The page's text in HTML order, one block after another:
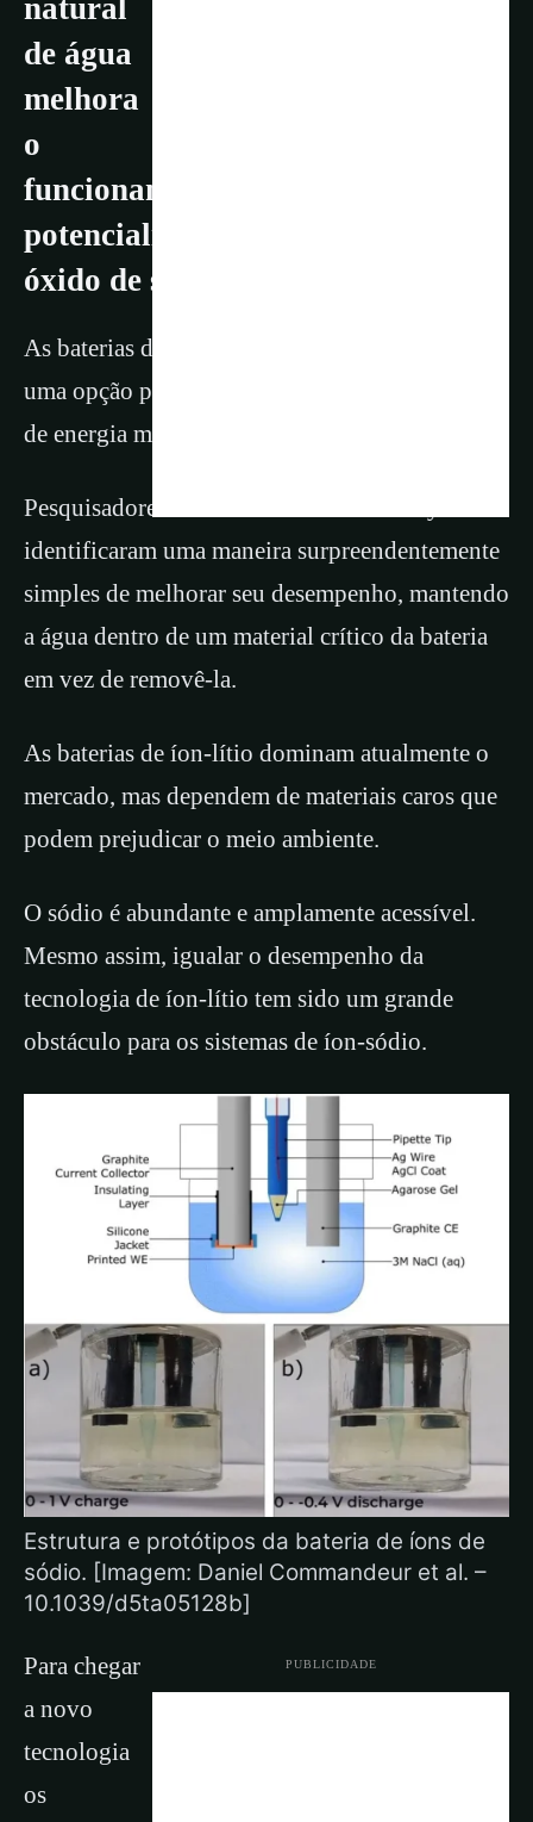
natural
de água
melhora
o
funcionamento da bateria. A água
potencializa o desempenho do
óxido de sódio e vanádio
As baterias de íon-sódio estão surgindo como
uma opção promissora para o armazenamento
de energia mais limpa e sustentável.
Pesquisadores da Universidade de Surrey
identificaram uma maneira surpreendentemente
simples de melhorar seu desempenho, mantendo
a água dentro de um material crítico da bateria
em vez de removê-la.
As baterias de íon-lítio dominam atualmente o
mercado, mas dependem de materiais caros que
podem prejudicar o meio ambiente.
O sódio é abundante e amplamente acessível.
Mesmo assim, igualar o desempenho da
tecnologia de íon-lítio tem sido um grande
obstáculo para os sistemas de íon-sódio.
Estrutura e protótipos da bateria de íons de
sódio. [Imagem: Daniel Commandeur et al. –
10.1039/d5ta05128b]
PUBLICIDADE
Para chegar
a novo
tecnologia
os